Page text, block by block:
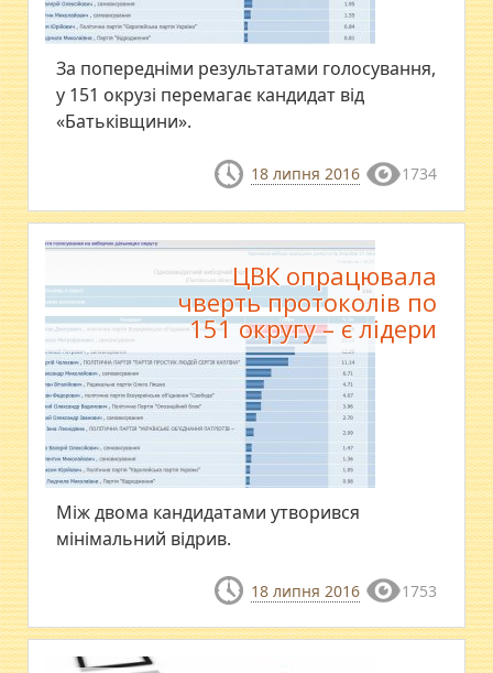
За попередніми результатами голосування,
у 151 окрузі перемагає кандидат від
«Батьківщини».
18 липня 2016 1734
ЦВК опрацювала
чверть протоколів по
151 округу – є лідери
​Між двома кандидатами утворився
мінімальний відрив.
18 липня 2016 1753